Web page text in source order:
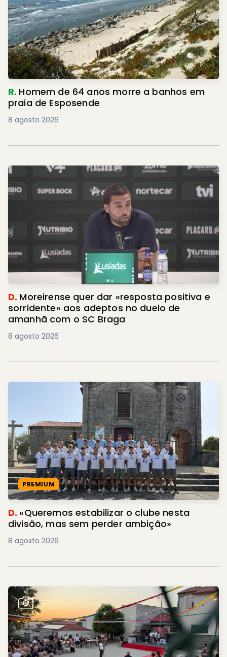
R. Homem de 64 anos morre a banhos em
praia de Esposende
8 agosto 2026
D. Moreirense quer dar «resposta positiva e
sorridente» aos adeptos no duelo de
amanhã com o SC Braga
8 agosto 2026
PREMIUM
D. «Queremos estabilizar o clube nesta
divisão, mas sem perder ambição»
8 agosto 2026